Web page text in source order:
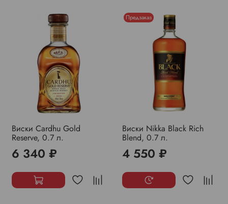
Виски Cardhu Gold
Reserve, 0.7 л.
6 340 ₽
Предзаказ
Виски Nikka Black Rich
Blend, 0.7 л.
4 550 ₽